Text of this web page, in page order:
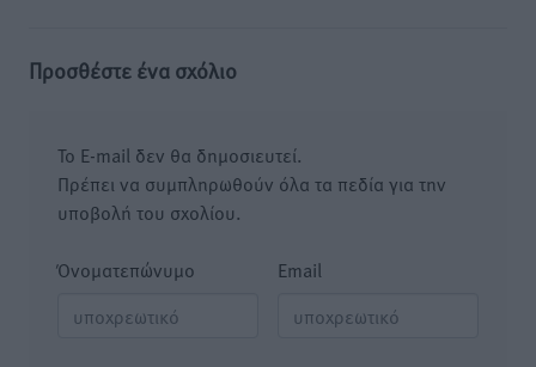
Προσθέστε ένα σχόλιο
Το E-mail δεν θα δημοσιευτεί.
Πρέπει να συμπληρωθούν όλα τα πεδία για την
υποβολή του σχολίου.
Όνοματεπώνυμο Email